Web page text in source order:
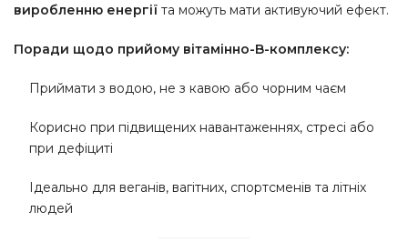
виробленню енергії та можуть мати активуючий ефект.
Поради щодо прийому вітамінно-B-комплексу:
Приймати з водою, не з кавою або чорним чаєм
Корисно при підвищених навантаженнях, стресі або
при дефіциті
Ідеально для веганів, вагітних, спортсменів та літніх
людей